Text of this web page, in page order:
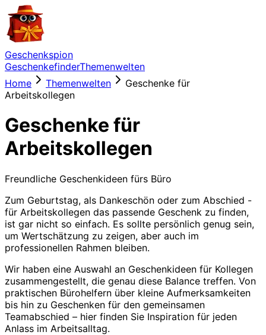
Geschenkspion
GeschenkefinderThemenwelten
Home
Themenwelten
Geschenke für
Arbeitskollegen
Geschenke für
Arbeitskollegen
Freundliche Geschenkideen fürs Büro
Zum Geburtstag, als Dankeschön oder zum Abschied -
für Arbeitskollegen das passende Geschenk zu finden,
ist gar nicht so einfach. Es sollte persönlich genug sein,
um Wertschätzung zu zeigen, aber auch im
professionellen Rahmen bleiben.
Wir haben eine Auswahl an Geschenkideen für Kollegen
zusammengestellt, die genau diese Balance treffen. Von
praktischen Bürohelfern über kleine Aufmerksamkeiten
bis hin zu Geschenken für den gemeinsamen
Teamabschied – hier finden Sie Inspiration für jeden
Anlass im Arbeitsalltag.